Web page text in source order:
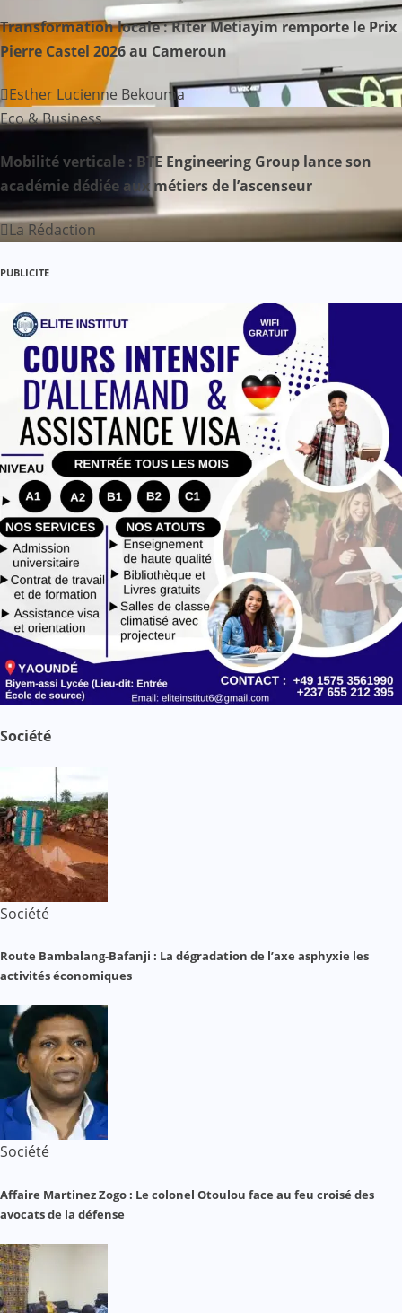
d
e
l
’
a
r
t
c
Transformation locale : Riter Metiayim remporte le Prix
Pierre Castel 2026 au Cameroun
Esther Lucienne Bekouma
Eco & Business
Mobilité verticale : BTE Engineering Group lance son
académie dédiée aux métiers de l’ascenseur
La Rédaction
PUBLICITE
Société
Société
Route Bambalang-Bafanji : La dégradation de l’axe asphyxie les
activités économiques
Société
Affaire Martinez Zogo : Le colonel Otoulou face au feu croisé des
avocats de la défense